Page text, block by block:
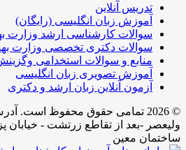
تدریس آنلاین
آموزش زبان انگلیسی (رایگان)
سوالات کارشناسی ارشد وزارت
سوالات دکتری تخصصی وزارت
منابع و سوالات استخدامی
آموزش تصویری زبان انگلیسی
آزمون آنلاین زبان ارشد و دکتری
© 2026 تمامی حقوق محفوظ است.
ساختمان معین